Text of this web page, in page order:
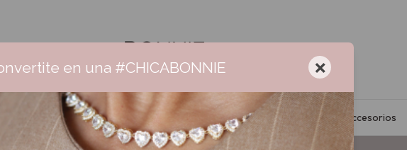
Envío gratis +$160.000 | 3 cuotas sin interés | 6 cuotas + $160.000
Ceramica Aros Collares Pulseras Anillos Sale Accesorios
en una #CHICABONNIE ×